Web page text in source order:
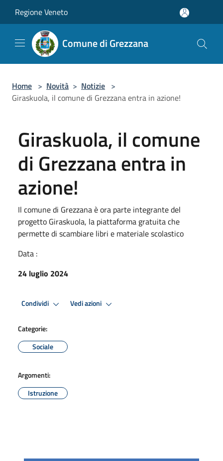
Regione Veneto
Comune di Grezzana
Home > Novità > Notizie >
Giraskuola, il comune di Grezzana entra in azione!
Giraskuola, il comune
di Grezzana entra in
azione!
Il comune di Grezzana è ora parte integrante del
progetto Giraskuola, la piattaforma gratuita che
permette di scambiare libri e materiale scolastico
Data :
24 luglio 2024
Condividi Vedi azioni
Categorie:
Sociale
Argomenti:
Istruzione